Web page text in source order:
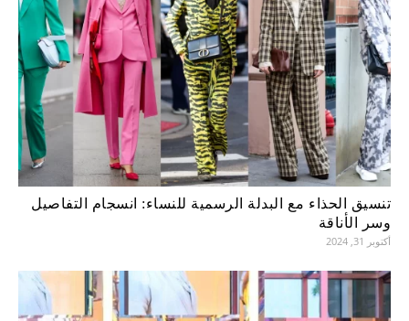
تنسيق الحذاء مع البدلة الرسمية للنساء: انسجام التفاصيل
وسر الأناقة
أكتوبر 31, 2024